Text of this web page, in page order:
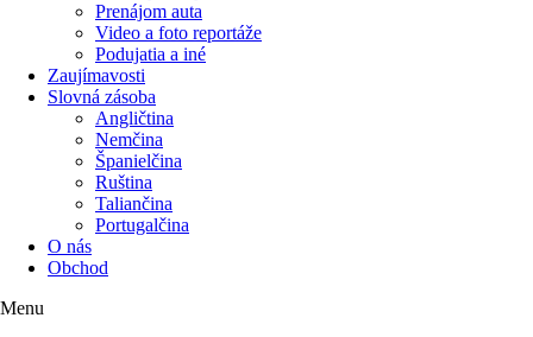
Prenájom auta
Video a foto reportáže
Podujatia a iné
Zaujímavosti
Slovná zásoba
Angličtina
Nemčina
Španielčina
Ruština
Taliančina
Portugalčina
O nás
Obchod
Menu